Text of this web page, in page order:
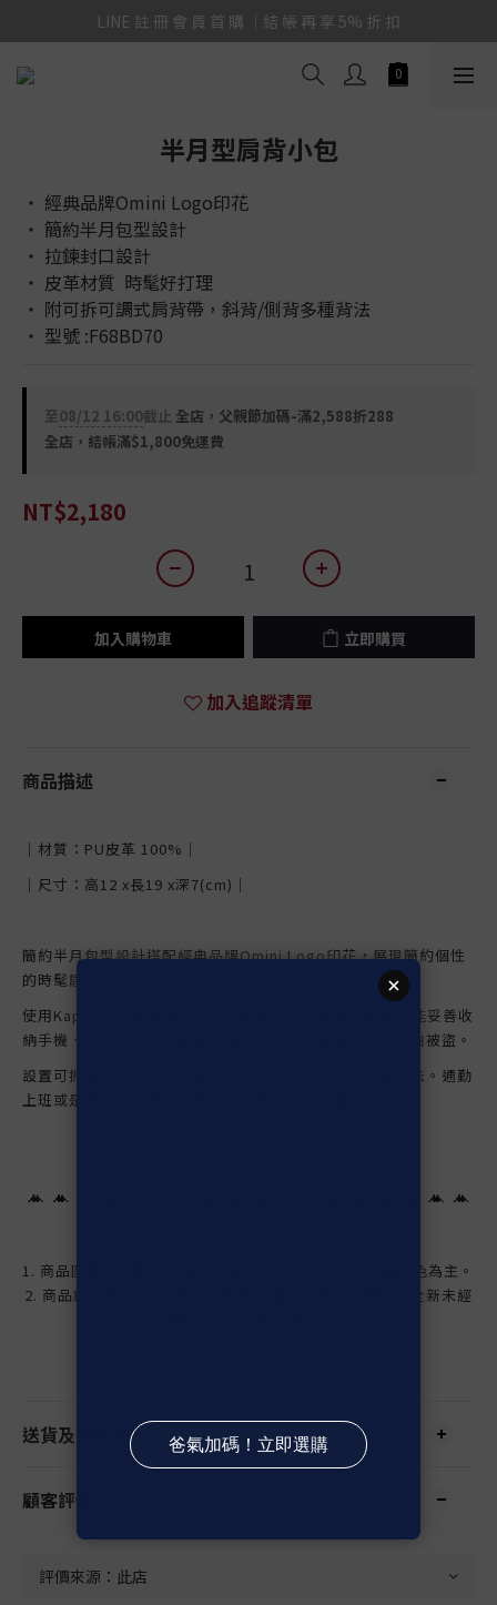
LINE 註 冊 會 員 首 購 ｜結 帳 再 享 5% 折 扣
半月型肩背小包
‧ 經典品牌Omini Logo印花
‧ 簡約半月包型設計
‧ 拉鍊封口設計
‧ 皮革材質  時髦好打理
‧ 附可拆可調式肩背帶，斜背/側背多種背法
‧ 型號 :F68BD70
至08/12 16:00截止 全店，父親節加碼-滿2,588折288
全店，結帳滿$1,800免運費
NT$2,180
加入購物車 立即購買
加入追蹤清單
商品描述
｜材質：PU皮革 100% ｜
｜尺寸：高12 x長19 x深7(cm) ｜
簡約半月包型設計搭配經典品牌Omini Logo印花，展現簡約個性
的時髦感。
使用Kappa這款皮革串標肩背包收納隨身必需品，出國還能妥善收
納手機、票證、護照等重要物品，體積小方便貼身收納不怕被盜。
設置可拆可調式肩背帶，可斜背、肩背，隨心變換多種背法。通勤
上班或是日常外出使用，為你的造型增添潮流風格。
1. 商品圖檔顏色因螢幕差異會略有不同，請以實際商品顏色為主。
2. 商品鑑賞期內(鑑賞期非試用期)，如需退換貨請保持『全新未經
送貨及付款方式
顧客評價